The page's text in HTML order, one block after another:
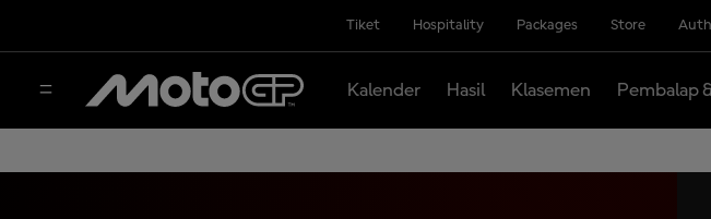
Tiket Hospitality Packages Store
Kalender Hasil Klasemen Pembalap